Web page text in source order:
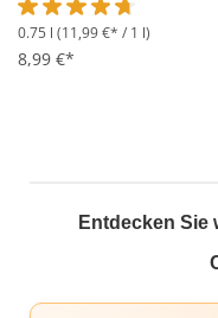
Durchschnittliche
0.75 l (11,99 €* / 1 l)
8,99 €*
Entdecken Sie